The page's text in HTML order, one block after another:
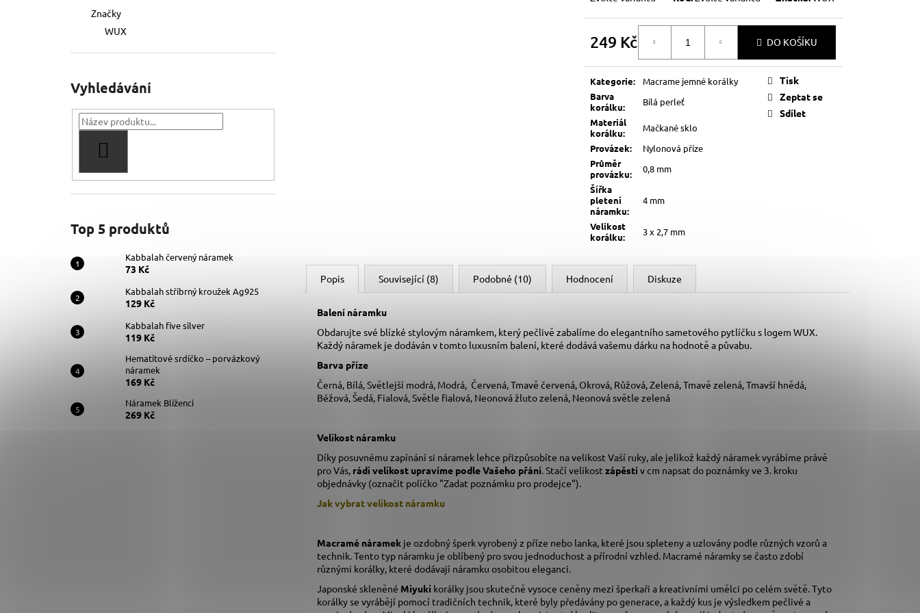
Značky
WUX
Vyhledávání
Top 5 produktů
Kabbalah červený náramek
73 Kč
Kabbalah stříbrný kroužek Ag925
129 Kč
Kabbalah five silver
119 Kč
Hematitové srdíčko – porvázkový
náramek
169 Kč
Náramek Blíženci
269 Kč
249 Kč
cena:
DO KOŠÍKU
Kategorie:
Macrame jemné korálky
Barva
korálku:
Bílá perleť
Materiál
korálku:
Mačkané sklo
Provázek:
Nylonová příze
Průměr
provázku:
0,8 mm
Šířka
pletení
náramku:
4 mm
Velikost
korálku: 3 x 2,7 mm
Tisk
Zeptat se
Sdílet
Popis Související (8) Podobné (10) Hodnocení Diskuze
Balení náramku
Obdarujte své blízké stylovým náramkem, který pečlivě zabalíme do elegantního sametového pytlíčku s logem WUX.
Každý náramek je dodáván v tomto luxusním balení, které dodává vašemu dárku na hodnotě a půvabu.
Barva příze
Černá, Bílá, Světlejší modrá, Modrá, Červená, Tmavě červená, Okrová, Růžová, Zelená, Tmavě zelená, Tmavší hnědá,
Béžová, Šedá, Fialová, Světle fialová, Neonová žluto zelená, Neonová světle zelená
Velikost náramku
Díky posuvnému zapínání si náramek lehce přizpůsobíte na velikost Vaší ruky, ale jelikož každý náramek vyrábíme právě
pro Vás, rádi velikost upravíme podle Vašeho přání . Stačí velikost zápěstív cm napsat do poznámky ve 3. kroku
objednávky (označit políčko "Zadat poznámku pro prodejce").
Jak vybrat velikost náramku
Macramé náramek je ozdobný šperk vyrobený z příze nebo lanka, které jsou spleteny a uzlovány podle různých vzorů a
technik. Tento typ náramku je oblíbený pro svou jednoduchost a přírodní vzhled. Macramé náramky se často zdobí
různými korálky, které dodávají náramku osobitou eleganci.
Japonské skleněné Miyuki korálky jsou skutečně vysoce ceněny mezi šperkaři a kreativními umělci po celém světě. Tyto
korálky se vyrábějí pomocí tradičních technik, které byly předávány po generace, a každý kus je výsledkem pečlivé a